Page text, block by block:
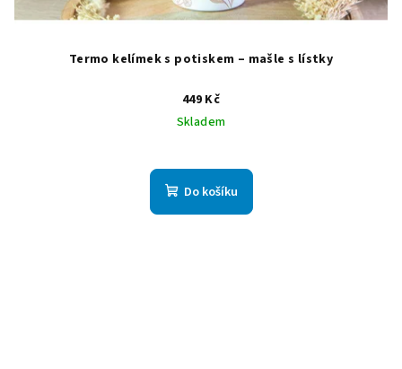
Termo kelímek s potiskem – mašle s lístky
449 Kč
Skladem
Do košíku